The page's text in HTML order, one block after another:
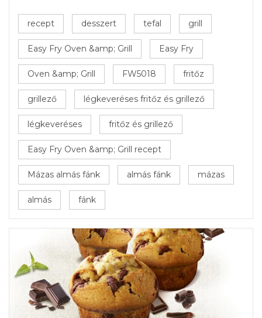
recept desszert tefal grill
Easy Fry Oven &amp; Grill Easy Fry
Oven &amp; Grill FW5018 fritőz
grillező légkeveréses fritőz és grillező
légkeveréses fritőz és grillező
Easy Fry Oven &amp; Grill recept
Mázas almás fánk almás fánk mázas
almás fánk